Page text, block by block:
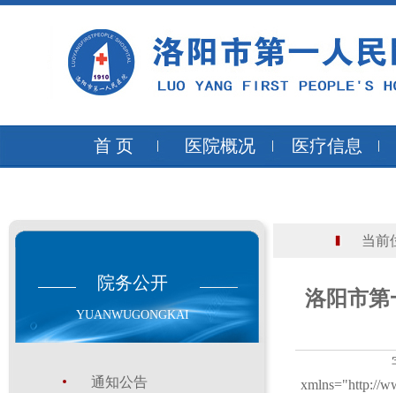
首 页 医院概况 医疗信息
院务公开
YUANWUGONGKAI
通知公告
当前
洛阳市第
xmlns="http://